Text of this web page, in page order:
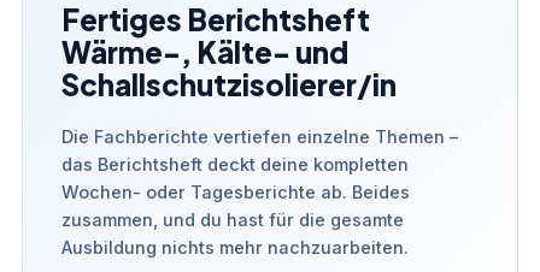
Fertiges Berichtsheft
Wärme-, Kälte- und
Schallschutzisolierer/in
Die Fachberichte vertiefen einzelne Themen –
das Berichtsheft deckt deine kompletten
Wochen- oder Tagesberichte ab. Beides
zusammen, und du hast für die gesamte
Ausbildung nichts mehr nachzuarbeiten.